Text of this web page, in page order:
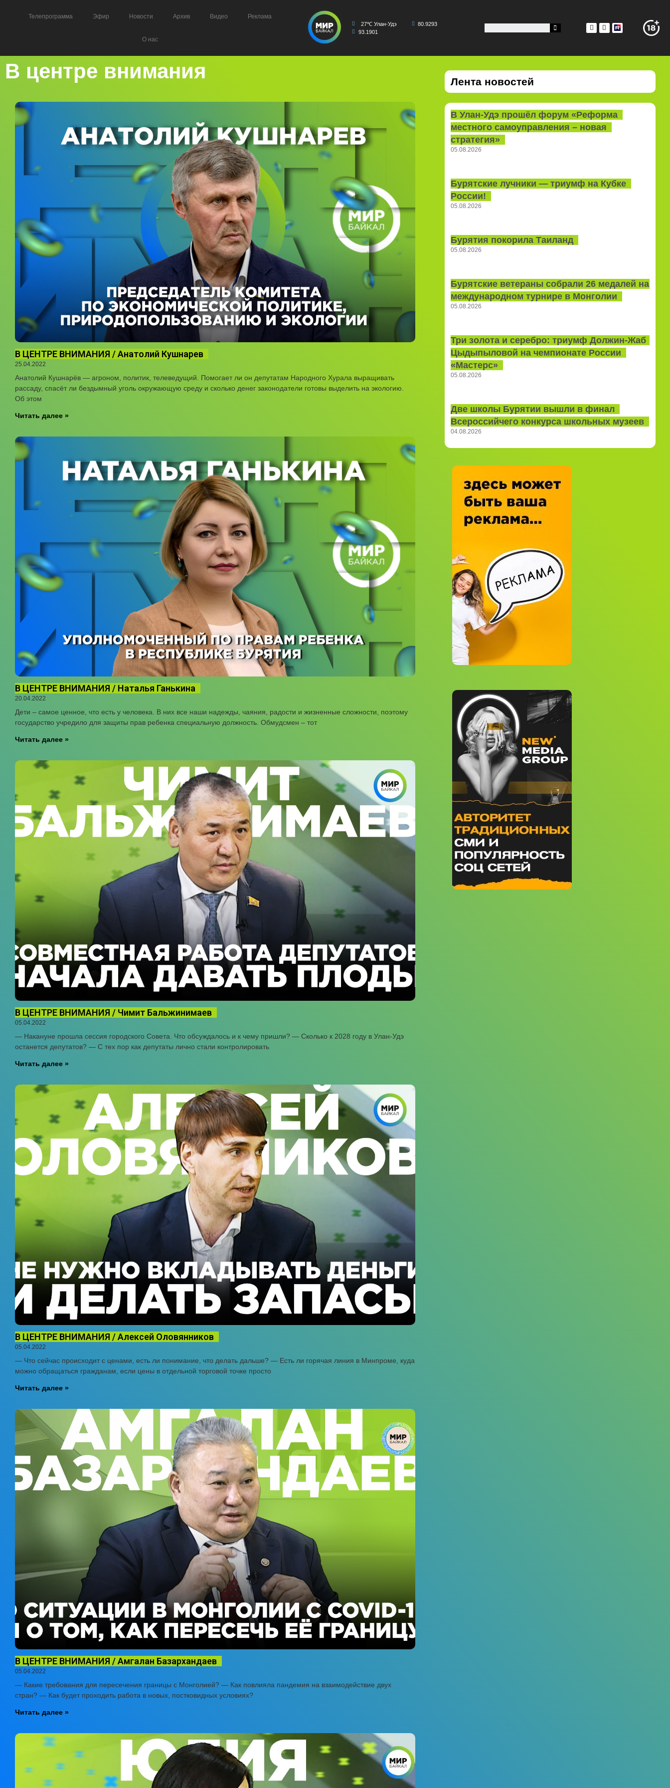
Телепрограмма Эфир Новости Архив Видео Реклама
О нас
27℃ Улан-Удэ
80.9293
93.1901
В центре внимания
В ЦЕНТРЕ ВНИМАНИЯ / Анатолий Кушнарев
25.04.2022
Анатолий Кушнарёв — агроном, политик, телеведущий. Помогает ли он депутатам Народного Хурала выращивать
рассаду, спасёт ли бездымный уголь окружающую среду и сколько денег законодатели готовы выделить на экологию.
Об этом
Читать далее »
В ЦЕНТРЕ ВНИМАНИЯ / Наталья Ганькина
20.04.2022
Дети – самое ценное, что есть у человека. В них все наши надежды, чаяния, радости и жизненные сложности, поэтому
государство учредило для защиты прав ребенка специальную должность. Обмудсмен – тот
Читать далее »
В ЦЕНТРЕ ВНИМАНИЯ / Чимит Бальжинимаев
05.04.2022
— Накануне прошла сессия городского Совета. Что обсуждалось и к чему пришли? — Сколько к 2028 году в Улан-Удэ
останется депутатов? — С тех пор как депутаты лично стали контролировать
Читать далее »
В ЦЕНТРЕ ВНИМАНИЯ / Алексей Оловянников
05.04.2022
— Что сейчас происходит с ценами, есть ли понимание, что делать дальше? — Есть ли горячая линия в Минпроме, куда
можно обращаться гражданам, если цены в отдельной торговой точке просто
Читать далее »
В ЦЕНТРЕ ВНИМАНИЯ / Амгалан Базархандаев
05.04.2022
— Какие требования для пересечения границы с Монголией? — Как повлияла пандемия на взаимодействие двух
стран? — Как будет проходить работа в новых, постковидных условиях?
Читать далее »
Лента новостей
В Улан-Удэ прошёл форум «Реформа
местного самоуправления – новая
стратегия»
05.08.2026
Бурятские лучники — триумф на Кубке
России!
05.08.2026
Бурятия покорила Таиланд
05.08.2026
Бурятские ветераны собрали 26 медалей на
международном турнире в Монголии
05.08.2026
Три золота и серебро: триумф Должин‑Жаб
Цыдыпыловой на чемпионате России
«Мастерс»
05.08.2026
Две школы Бурятии вышли в финал
Всероссийчего конкурса школьных музеев
04.08.2026